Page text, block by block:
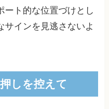
ート的な位置づけとし
サインを見逃さないよ
しを控えて